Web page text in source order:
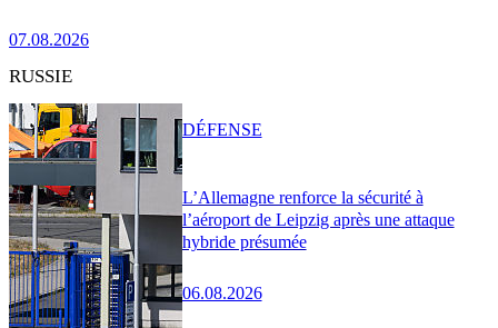
07.08.2026
RUSSIE
L’Allemagne renforce la sécurité à
l’aéroport de Leipzig après une attaque
hybride présumée
06.08.2026
DÉFENSE